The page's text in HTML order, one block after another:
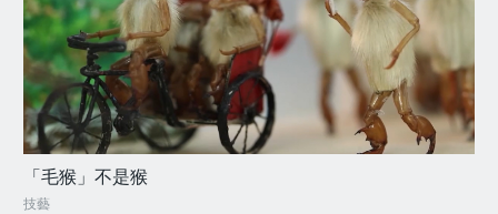
「毛猴」不是猴
技藝